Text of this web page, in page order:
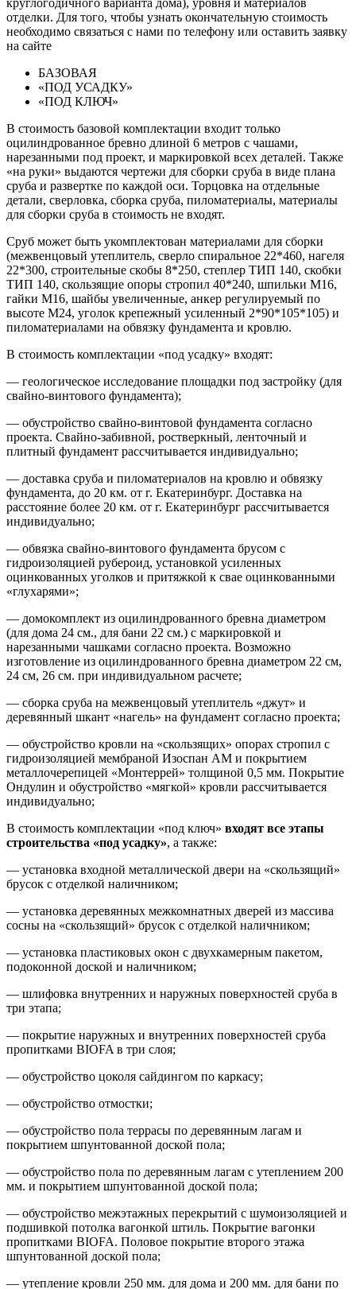
круглогодичного варианта дома), уровня и материалов
отделки. Для того, чтобы узнать окончательную стоимость
необходимо связаться с нами по телефону или оставить заявку
на сайте
БАЗОВАЯ
«ПОД УСАДКУ»
«ПОД КЛЮЧ»
В стоимость базовой комплектации входит только
оцилиндрованное бревно длиной 6 метров с чашами,
нарезанными под проект, и маркировкой всех деталей. Также
«на руки» выдаются чертежи для сборки сруба в виде плана
сруба и развертке по каждой оси. Торцовка на отдельные
детали, сверловка, сборка сруба, пиломатериалы, материалы
для сборки сруба в стоимость не входят.
Сруб может быть укомплектован материалами для сборки
(межвенцовый утеплитель, сверло спиральное 22*460, нагеля
22*300, строительные скобы 8*250, степлер ТИП 140, скобки
ТИП 140, скользящие опоры стропил 40*240, шпильки М16,
гайки М16, шайбы увеличенные, анкер регулируемый по
высоте М24, уголок крепежный усиленный 2*90*105*105) и
пиломатериалами на обвязку фундамента и кровлю.
В стоимость комплектации «под усадку» входят:
— геологическое исследование площадки под застройку (для
свайно-винтового фундамента);
— обустройство свайно-винтовой фундамента согласно
проекта. Свайно-забивной, ростверкный, ленточный и
плитный фундамент рассчитывается индивидуально;
— доставка сруба и пиломатериалов на кровлю и обвязку
фундамента, до 20 км. от г. Екатеринбург. Доставка на
расстояние более 20 км. от г. Екатеринбург рассчитывается
индивидуально;
— обвязка свайно-винтового фундамента брусом с
гидроизоляцией рубероид, установкой усиленных
оцинкованных уголков и притяжкой к свае оцинкованными
«глухарями»;
— домокомплект из оцилиндрованного бревна диаметром
(для дома 24 см., для бани 22 см.) с маркировкой и
нарезанными чашками согласно проекта. Возможно
изготовление из оцилиндрованного бревна диаметром 22 см,
24 см, 26 см. при индивидуальном расчете;
— сборка сруба на межвенцовый утеплитель «джут» и
деревянный шкант «нагель» на фундамент согласно проекта;
— обустройство кровли на «скользящих» опорах стропил с
гидроизоляцией мембраной Изоспан АМ и покрытием
металлочерепицей «Монтеррей» толщиной 0,5 мм. Покрытие
Ондулин и обустройство «мягкой» кровли рассчитывается
индивидуально;
В стоимость комплектации «под ключ» входят все этапы
строительства «под усадку», а также:
— установка входной металлической двери на «скользящий»
брусок с отделкой наличником;
— установка деревянных межкомнатных дверей из массива
сосны на «скользящий» брусок с отделкой наличником;
— установка пластиковых окон с двухкамерным пакетом,
подоконной доской и наличником;
— шлифовка внутренних и наружных поверхностей сруба в
три этапа;
— покрытие наружных и внутренних поверхностей сруба
пропитками BIOFA в три слоя;
— обустройство цоколя сайдингом по каркасу;
— обустройство отмостки;
— обустройство пола террасы по деревянным лагам и
покрытием шпунтованной доской пола;
— обустройство пола по деревянным лагам с утеплением 200
мм. и покрытием шпунтованной доской пола;
— обустройство межэтажных перекрытий с шумоизоляцией и
подшивкой потолка вагонкой штиль. Покрытие вагонки
пропитками BIOFA. Половое покрытие второго этажа
шпунтованной доской пола;
— утепление кровли 250 мм. для дома и 200 мм. для бани по